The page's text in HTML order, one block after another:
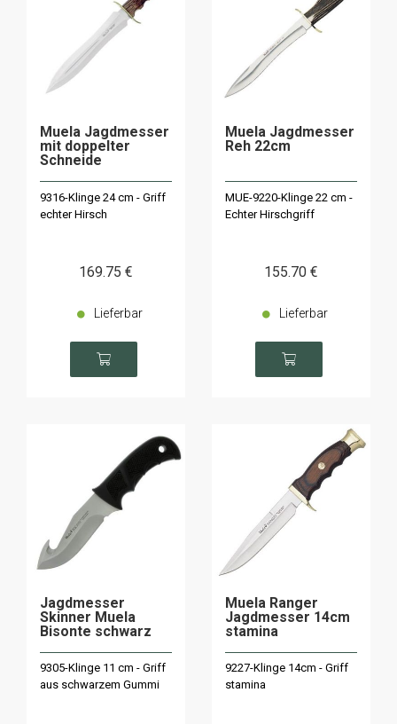
Muela Jagdmesser
mit doppelter
Schneide
9316-Klinge 24 cm - Griff
echter Hirsch
169.75 €
Lieferbar
Muela Jagdmesser
Reh 22cm
MUE-9220-Klinge 22 cm -
Echter Hirschgriff
155.70 €
Lieferbar
Jagdmesser
Skinner Muela
Bisonte schwarz
9305-Klinge 11 cm - Griff
aus schwarzem Gummi
Muela Ranger
Jagdmesser 14cm
stamina
9227-Klinge 14cm - Griff
stamina